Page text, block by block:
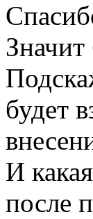
Значит
будет
И
после